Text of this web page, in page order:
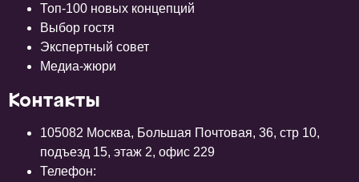
Топ-100 новых концепций
Выбор гостя
Экспертный совет
Медиа-жюри
Контакты
105082 Москва, Большая Почтовая, 36, стр 10,
подъезд 15, этаж 2, офис 229
Телефон: